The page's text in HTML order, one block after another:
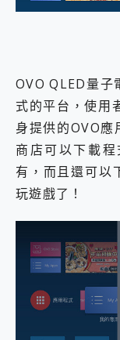
OVO QLED量子
式的平台，使用
身提供的OVO
商店可以下載
有，而且還可以
玩遊戲了！